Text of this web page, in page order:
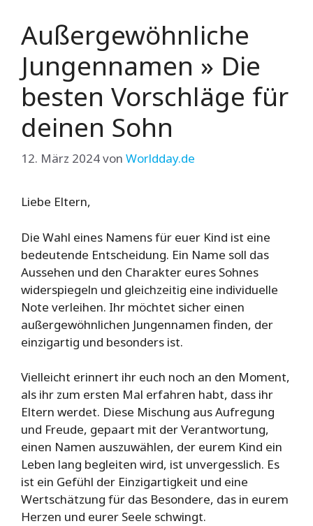
Außergewöhnliche
Jungennamen » Die
besten Vorschläge für
deinen Sohn
12. März 2024von Worldday.de
Liebe Eltern,
Die Wahl eines Namens für euer Kind ist eine
bedeutende Entscheidung. Ein Name soll das
Aussehen und den Charakter eures Sohnes
widerspiegeln und gleichzeitig eine individuelle
Note verleihen. Ihr möchtet sicher einen
außergewöhnlichen Jungennamen finden, der
einzigartig und besonders ist.
Vielleicht erinnert ihr euch noch an den Moment,
als ihr zum ersten Mal erfahren habt, dass ihr
Eltern werdet. Diese Mischung aus Aufregung
und Freude, gepaart mit der Verantwortung,
einen Namen auszuwählen, der eurem Kind ein
Leben lang begleiten wird, ist unvergesslich. Es
ist ein Gefühl der Einzigartigkeit und eine
Wertschätzung für das Besondere, das in eurem
Herzen und eurer Seele schwingt.